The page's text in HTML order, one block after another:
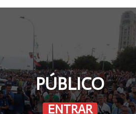
Facebook
PÚBLICO
ENTRAR